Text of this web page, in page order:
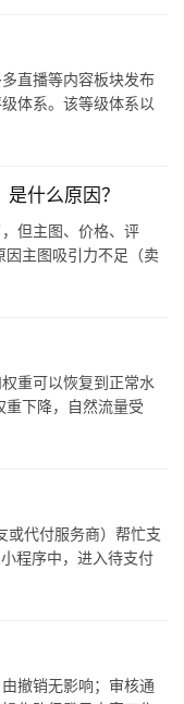
直播等内容板块发布
体系。该等级体系以
什么原因？
但主图、价格、评
因主图吸引力不足（卖
重可以恢复到正常水
下降，自然流量受
或代付服务商）帮忙支
程序中，进入待支付
撤销无影响；审核通